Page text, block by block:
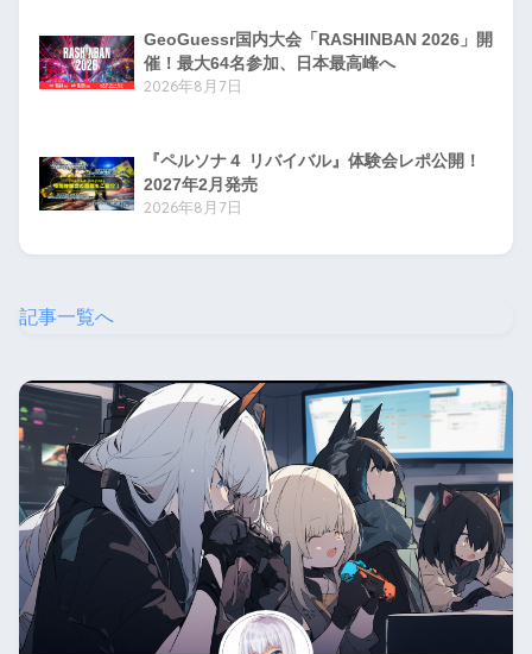
GeoGuessr国内大会「RASHINBAN 2026」開
催！最大64名参加、日本最高峰へ
2026年8月7日
『ペルソナ４ リバイバル』体験会レポ公開！
2027年2月発売
2026年8月7日
記事一覧へ